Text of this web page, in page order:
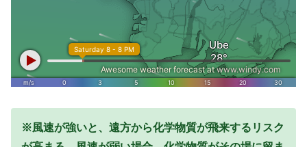
※風速が強いと、遠方から化学物質が飛来するリスク